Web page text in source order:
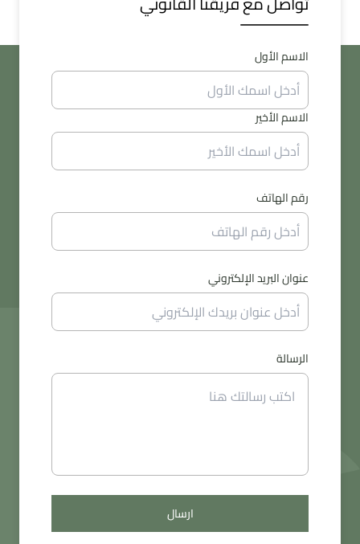
الاسم الأول
الاسم الأخير
رقم الهاتف
عنوان البريد الإلكتروني
الرسالة
ارسال